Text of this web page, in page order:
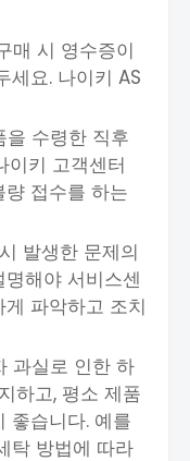
매 시 영수증이
세요. 나이키 AS
을 수령한 직후
이키 고객센터
접수를 하는
발생한 문제의
해야 서비스센
파악하고 조치
과실로 인한 하
하고, 평소 제품
좋습니다. 예를
탁 방법에 따라